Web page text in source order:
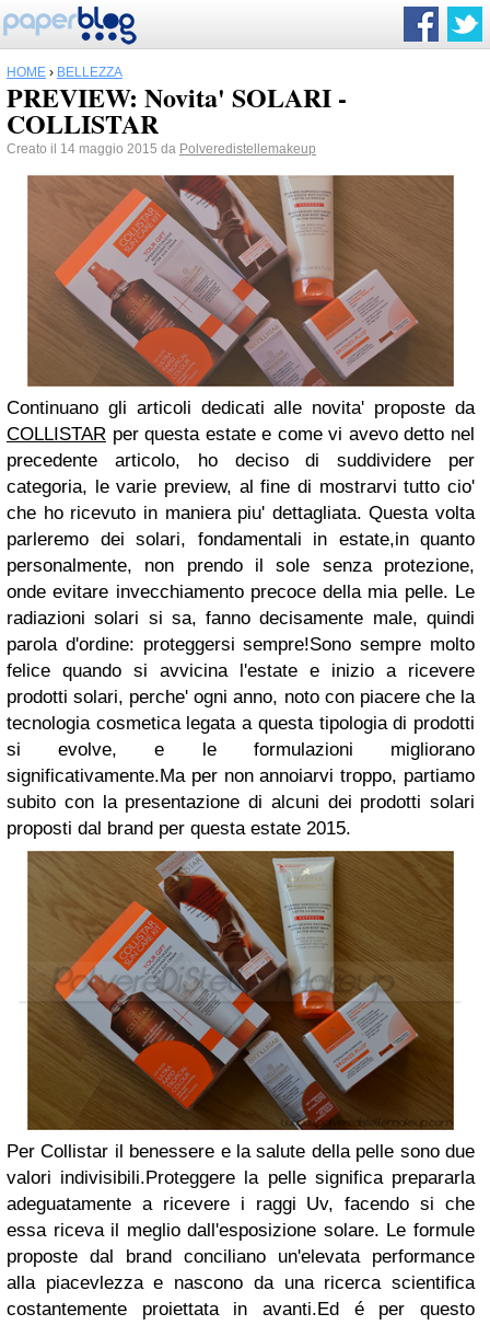
HOME › BELLEZZA
PREVIEW: Novita' SOLARI -
COLLISTAR
Creato il 14 maggio 2015 da Polveredistellemakeup
Continuano gli articoli dedicati alle novita' proposte da
COLLISTAR per questa estate e come vi avevo detto nel
precedente articolo, ho deciso di suddividere per
categoria, le varie preview, al fine di mostrarvi tutto cio'
che ho ricevuto in maniera piu' dettagliata. Questa volta
parleremo dei solari, fondamentali in estate,in quanto
personalmente, non prendo il sole senza protezione,
onde evitare invecchiamento precoce della mia pelle. Le
radiazioni solari si sa, fanno decisamente male, quindi
parola d'ordine: proteggersi sempre!Sono sempre molto
felice quando si avvicina l'estate e inizio a ricevere
prodotti solari, perche' ogni anno, noto con piacere che la
tecnologia cosmetica legata a questa tipologia di prodotti
si evolve, e le formulazioni migliorano
significativamente.Ma per non annoiarvi troppo, partiamo
subito con la presentazione di alcuni dei prodotti solari
proposti dal brand per questa estate 2015.
Per Collistar il benessere e la salute della pelle sono due
valori indivisibili.Proteggere la pelle significa prepararla
adeguatamente a ricevere i raggi Uv, facendo si che
essa riceva il meglio dall'esposizione solare. Le formule
proposte dal brand conciliano un'elevata performance
alla piacevlezza e nascono da una ricerca scientifica
costantemente proiettata in avanti.Ed é per questo